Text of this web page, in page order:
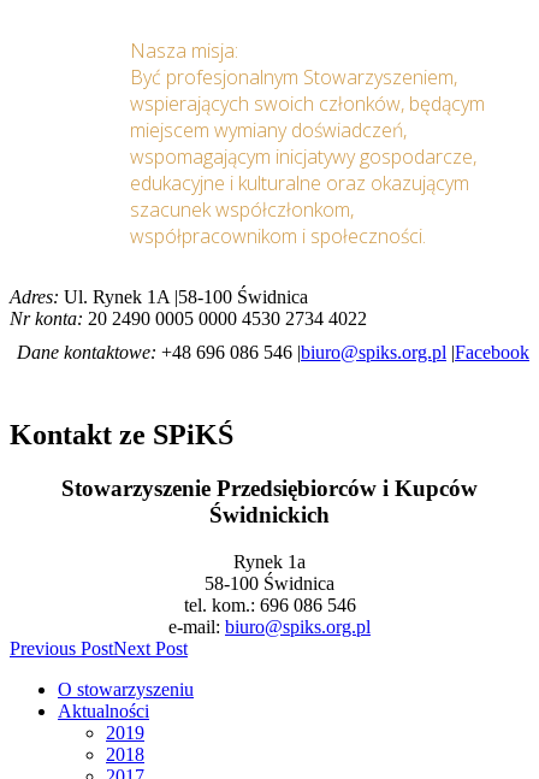
Nasza misja:
Być profesjonalnym Stowarzyszeniem,
wspierających swoich członków, będącym
miejscem wymiany doświadczeń,
wspomagającym inicjatywy gospodarcze,
edukacyjne i kulturalne oraz okazującym
szacunek współczłonkom,
współpracownikom i społeczności.
Adres: Ul. Rynek 1A |58-100 Świdnica
Nr konta: 20 2490 0005 0000 4530 2734 4022
Dane kontaktowe: +48 696 086 546 |biuro@spiks.org.pl |Facebook
Kontakt ze SPiKŚ
Stowarzyszenie Przedsiębiorców i Kupców
Świdnickich
Rynek 1a
58-100 Świdnica
tel. kom.: 696 086 546
e-mail: biuro@spiks.org.pl
Previous PostNext Post
O stowarzyszeniu
Aktualności
2019
2018